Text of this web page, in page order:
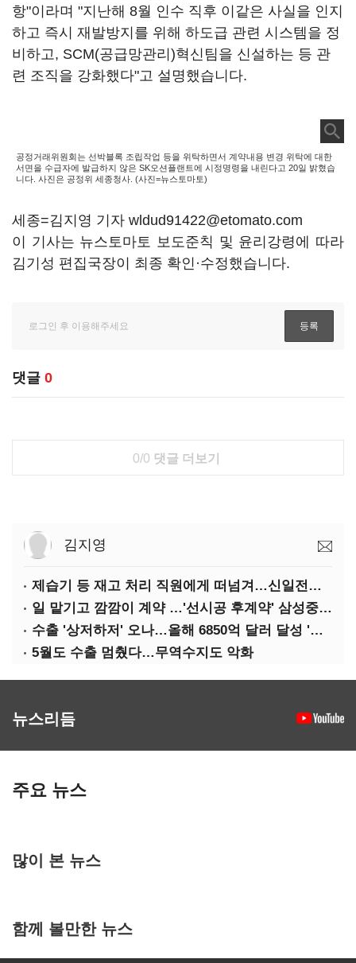
항"이라며 "지난해 8월 인수 직후 이같은 사실을 인지
하고 즉시 재발방지를 위해 하도급 관련 시스템을 정
비하고, SCM(공급망관리)혁신팀을 신설하는 등 관
련 조직을 강화했다"고 설명했습니다.
공정거래위원회는 선박블록 조립작업 등을 위탁하면서 계약내용 변경 위탁에 대한
서면을 수급자에 발급하지 않은 SK오션플랜트에 시정명령을 내린다고 20일 밝혔습
니다. 사진은 공정위 세종청사. (사진=뉴스토마토)
세종=김지영 기자 wldud91422@etomato.com
이 기사는 뉴스토마토 보도준칙 및 윤리강령에 따라
김기성 편집국장이 최종 확인·수정했습니다.
댓글 0
0/0 댓글 더보기
김지영
제습기 등 재고 처리 직원에게 떠넘겨…신일전자 '과징금 처벌'
일 맡기고 깜깜이 계약 …'선시공 후계약' 삼성중공업 덜미
수출 '상저하저' 오나…올해 6850억 달러 달성 '빨간불'
5월도 수출 멈췄다…무역수지도 악화
뉴스리듬
주요 뉴스
많이 본 뉴스
함께 볼만한 뉴스